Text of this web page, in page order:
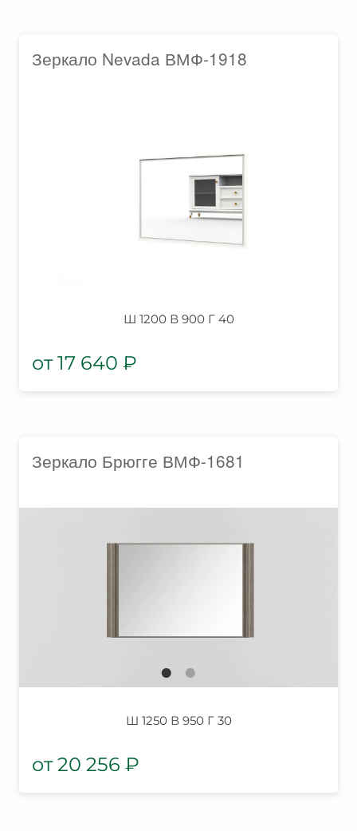
Зеркало Nevada ВМФ-1918
Ш 1200 В 900 Г 40
17 640 ₽
Зеркало Брюгге ВМФ-1681
Ш 1250 В 950 Г 30
20 256 ₽